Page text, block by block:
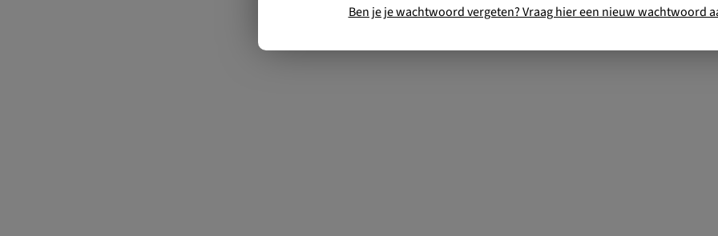
Ben je je wachtwoord vergeten? Vraag hier een nieuw wachtwoord